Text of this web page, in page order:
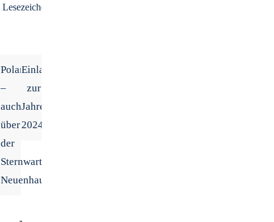
Lesezeichen
Polarlichter
–
auch
über
der
Sternwarte
Neuenhaus
Einladung
zur
Jahreshauptversammlung
2024